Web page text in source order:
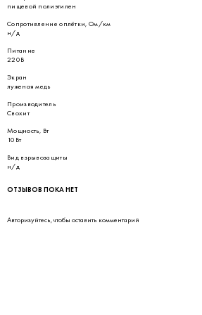
пищевой полиэтилен
Сопротивление оплётки, Ом/км
н/д
Питание
220В
Экран
луженая медь
Производитель
Свохит
Мощность, Вт
10Вт
Вид взрывозащиты
н/д
ОТЗЫВОВ ПОКА НЕТ
Авторизуйтесь, чтобы оставить комментарий